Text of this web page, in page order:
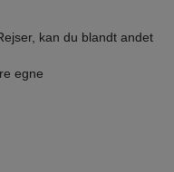
kan du blandt andet
egne